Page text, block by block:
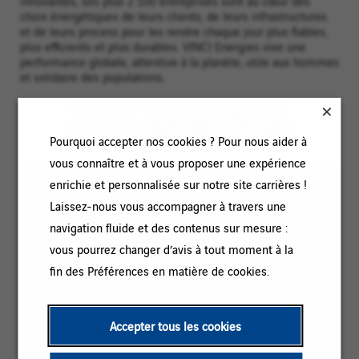
Pourquoi accepter nos cookies ? Pour nous aider à
vous connaître et à vous proposer une expérience
enrichie et personnalisée sur notre site carrières !
Laissez-nous vous accompagner à travers une
navigation fluide et des contenus sur mesure :
vous pourrez changer d’avis à tout moment à la
fin des Préférences en matière de cookies.
Accepter tous les cookies
EN BREF
Catégorie
ETUDES DE PRIX / COMMERCIAL
Référence
2026-128387
:
Troyes, Grand Est, France
de
Contrat à durée indéterminée
choix énergétiques de leurs clients, de leurs infrastructures
et de leurs process pour les rendre chaque jour plus fiables,
plus efficients et plus durables. VINCI Energies vise une
performance globale, attentive à la planète, utile aux hommes
et solidaire des populations.